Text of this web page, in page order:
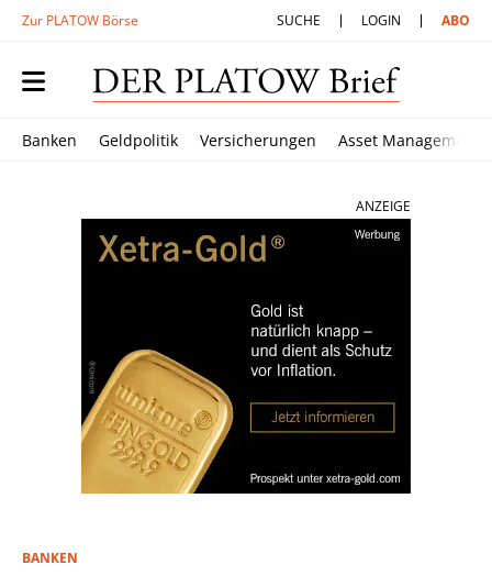
Zur PLATOW Börse SUCHE LOGIN ABO
Banken Geldpolitik Versicherungen Asset Management
ANZEIGE
BANKEN